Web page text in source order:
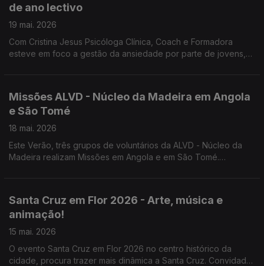
de ano lectivo
19 mai. 2026
Com Cristina Jesus Psicóloga Clínica, Coach e Formadora
esteve em foco a gestão da ansiedade por parte de jovens,
Missões ALVD - Núcleo da Madeira em Angola
e São Tomé
18 mai. 2026
Este Verão, três grupos de voluntários da ALVD - Núcleo da
Madeira realizam Missões em Angola e em São Tomé.
Santa Cruz em Flor 2026 - Arte, música e
animação!
15 mai. 2026
O evento Santa Cruz em Flor 2026 no centro histórico da
cidade, procura trazer mais dinâmica a Santa Cruz. Convidadas